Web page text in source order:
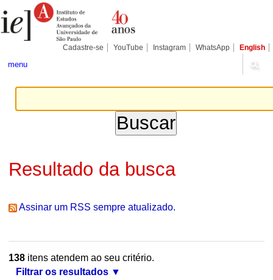
para
conteúdo.
Pessoais
Cadastre-se YouTube Instagram WhatsApp English
menu
Resultado da busca
Assinar um RSS sempre atualizado.
138itens atendem ao seu critério.
Filtrar os resultados